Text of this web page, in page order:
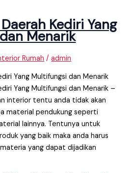
Kediri Yang
Menarik
Rumah /admin
Yang Multifungsi dan Menarik
Yang Multifungsi dan Menarik –
interior tentu anda tidak akan
material pendukung seperti
lainnya. Tentunya untuk
yang baik maka anda harus
yang dapat dijadikan